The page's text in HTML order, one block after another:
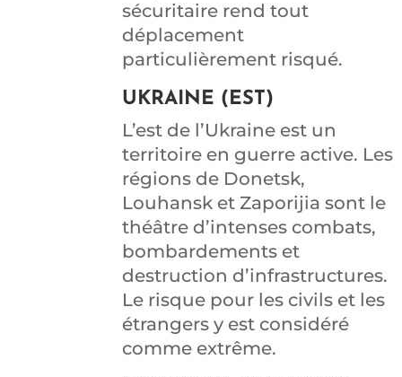
sécuritaire rend tout
déplacement
particulièrement risqué.
UKRAINE (EST)
L’est de l’Ukraine est un
territoire en guerre active. Les
régions de Donetsk,
Louhansk et Zaporijia sont le
théâtre d’intenses combats,
bombardements et
destruction d’infrastructures.
Le risque pour les civils et les
étrangers y est considéré
comme extrême.